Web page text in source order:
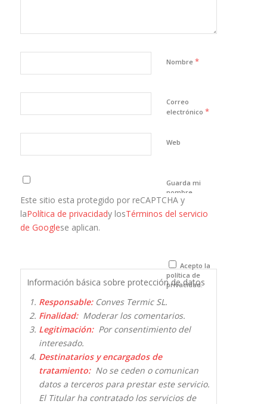
Nombre *
Correo
electrónico *
Web
Guarda mi
nombre,
correo
electrónico y
que comente.
Este sitio esta protegido por reCAPTCHA y
laPolítica de privacidady losTérminos del servicio
de Googlese aplican.
Acepto la
política de
privacidad.
Información básica sobre protección de datos
Responsable:Conves Termic SL.
Finalidad:Moderar los comentarios.
Legitimación:Por consentimiento del
interesado.
Destinatarios y encargados de
tratamiento:No se ceden o comunican
datos a terceros para prestar este servicio.
El Titular ha contratado los servicios de